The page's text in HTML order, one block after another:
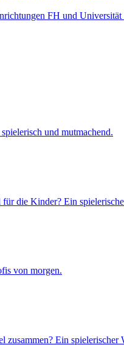
FH und Universität
und mutmachend.
die Kinder? Ein
von morgen.
Ein